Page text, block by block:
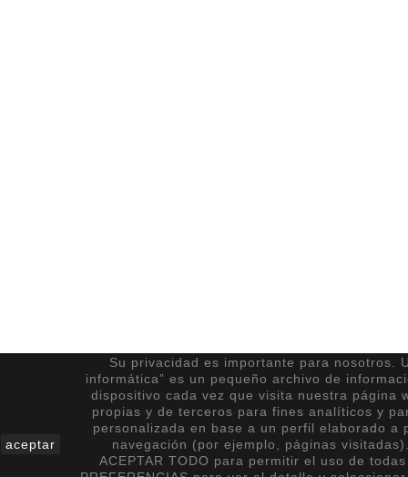
aceptar
Su privacidad es importante para nosotros.
informática” es un pequeño archivo de
dispositivo cada vez que visita nuestra página
propias y de terceros para fines analíticos y
personalizada en base a un perfil elaborado a
navegación (por ejemplo, páginas
ACEPTAR TODO para permitir el uso de